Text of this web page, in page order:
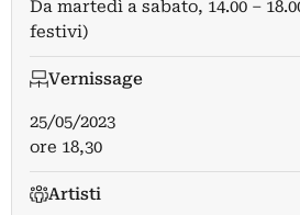
Da martedì a sabato, 14.00 –
festivi)
Vernissage
25/05/2023
ore 18,30
Artisti